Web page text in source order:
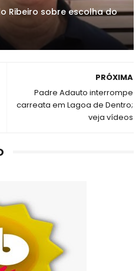
Ribeiro sobre escolha do
PRÓXIMA
Padre Adauto interrompe
carreata em Lagoa de Dentro;
veja vídeos